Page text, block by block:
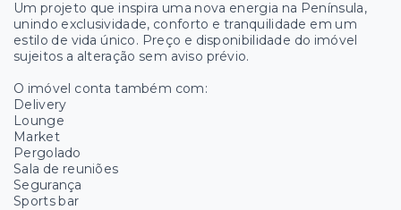
Um projeto que inspira uma nova energia na Península,
unindo exclusividade, conforto e tranquilidade em um
estilo de vida único. Preço e disponibilidade do imóvel
sujeitos a alteração sem aviso prévio.
O imóvel conta também com:
Delivery
Lounge
Market
Pergolado
Sala de reuniões
Segurança
Sports bar